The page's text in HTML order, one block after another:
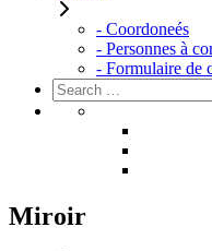
- Coordoneés
- Personnes à
- Formulaire de
Rechercher :
Miroir